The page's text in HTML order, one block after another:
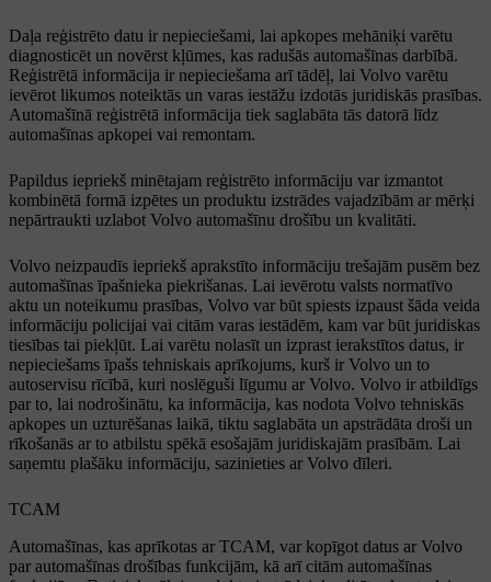
Daļa reģistrēto datu ir nepieciešami, lai apkopes mehāniķi varētu
diagnosticēt un novērst kļūmes, kas radušās automašīnas darbībā.
Reģistrētā informācija ir nepieciešama arī tādēļ, lai Volvo varētu
ievērot likumos noteiktās un varas iestāžu izdotās juridiskās prasības.
Automašīnā reģistrētā informācija tiek saglabāta tās datorā līdz
automašīnas apkopei vai remontam.
Papildus iepriekš minētajam reģistrēto informāciju var izmantot
kombinētā formā izpētes un produktu izstrādes vajadzībām ar mērķi
nepārtraukti uzlabot Volvo automašīnu drošību un kvalitāti.
Volvo neizpaudīs iepriekš aprakstīto informāciju trešajām pusēm bez
automašīnas īpašnieka piekrišanas. Lai ievērotu valsts normatīvo
aktu un noteikumu prasības, Volvo var būt spiests izpaust šāda veida
informāciju policijai vai citām varas iestādēm, kam var būt juridiskas
tiesības tai piekļūt. Lai varētu nolasīt un izprast ierakstītos datus, ir
nepieciešams īpašs tehniskais aprīkojums, kurš ir Volvo un to
autoservisu rīcībā, kuri noslēguši līgumu ar Volvo. Volvo ir atbildīgs
par to, lai nodrošinātu, ka informācija, kas nodota Volvo tehniskās
apkopes un uzturēšanas laikā, tiktu saglabāta un apstrādāta droši un
rīkošanās ar to atbilstu spēkā esošajām juridiskajām prasībām. Lai
saņemtu plašāku informāciju, sazinieties ar Volvo dīleri.
TCAM
Automašīnas, kas aprīkotas ar TCAM, var kopīgot datus ar Volvo
par automašīnas drošības funkcijām, kā arī citām automašīnas